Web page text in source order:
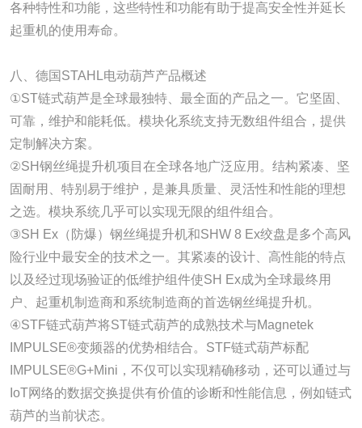
各种特性和功能，这些特性和功能有助于提高安全性并延长
起重机的使用寿命。
八、德国STAHL电动葫芦产品概述
①ST链式葫芦是全球最独特、最全面的产品之一。它坚固、
可靠，维护和能耗低。模块化系统支持无数组件组合，提供
定制解决方案。
②SH钢丝绳提升机项目在全球各地广泛应用。结构紧凑、坚
固耐用、特别易于维护，是兼具质量、灵活性和性能的理想
之选。模块系统几乎可以实现无限的组件组合。
③SH Ex（防爆）钢丝绳提升机和SHW 8 Ex绞盘是多个高风
险行业中最安全的技术之一。其紧凑的设计、高性能的特点
以及经过现场验证的低维护组件使SH Ex成为全球最终用
户、起重机制造商和系统制造商的首选钢丝绳提升机。
④STF链式葫芦将ST链式葫芦的成熟技术与Magnetek
IMPULSE®变频器的优势相结合。STF链式葫芦标配
IMPULSE®G+Mini，不仅可以实现精确移动，还可以通过与
IoT网络的数据交换提供有价值的诊断和性能信息，例如链式
葫芦的当前状态。